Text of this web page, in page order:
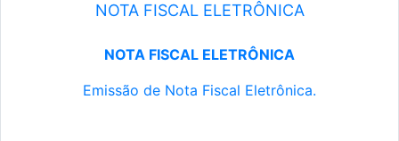
NOTA FISCAL ELETRÔNICA
NOTA FISCAL ELETRÔNICA
Emissão de Nota Fiscal Eletrônica.